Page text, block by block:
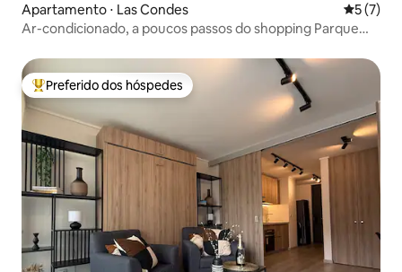
Apartamento ⋅ Las Condes 5 de
5 (7)
Ar-condicionado, a poucos passos do shopping Parque
Entre os melhores preferidos dos hóspedes
Preferido dos hóspedes